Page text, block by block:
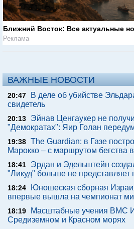
Ближний Восток: Все актуальные
Реклама
ВАЖНЫЕ НОВОСТИ
20:47
В деле об убийстве
свидетель
20:13
Эйнав Ценгаукер не
"Демократах": Яир Голан
19:38 The Guardian: в Газе
Марокко – с маршрутом бегства
18:41
Эрдан и Эдельштейн
"Ликуд" больше не представляет
18:24
Юношеская сборная
впервые вышла на чемпионат
18:19
Масштабные учения ВМС
Средиземном и Красном морях